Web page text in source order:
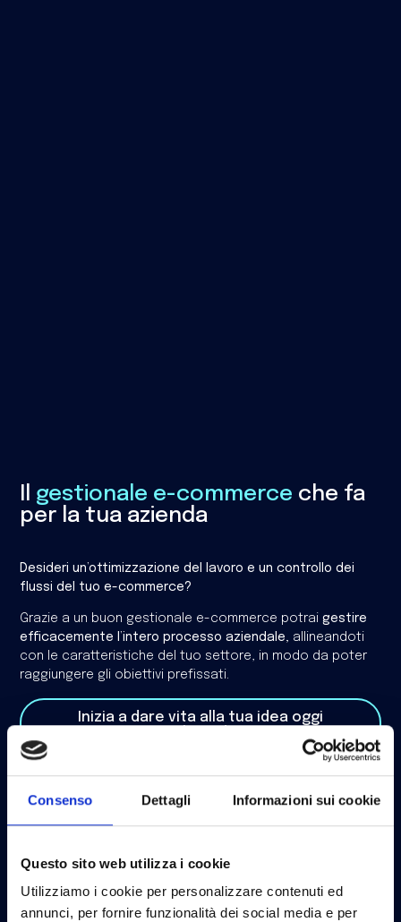
Consenso Dettagli Informazioni sui cookie
Questo sito web utilizza i cookie
Utilizziamo i cookie per personalizzare contenuti ed
annunci, per fornire funzionalità dei social media e per
gestionale e-commerce che fa
per la tua azienda
Desideri un’ottimizzazione del lavoro e un controllo dei
flussi del tuo e-commerce?
Grazie a un buon gestionale e-commerce potraigestire
efficacemente l’intero processo aziendale, allineandoti
con le caratteristiche del tuo settore, in modo da poter
raggiungere gli obiettivi prefissati.
Inizia a dare vita alla tua idea oggi